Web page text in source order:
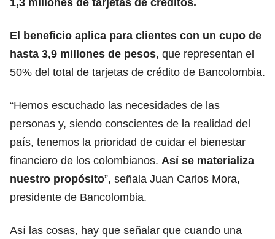
El beneficio aplica para clientes con un cupo de
hasta 3,9 millones de pesos, que representan el
50% del total de tarjetas de crédito de Bancolombia.
“Hemos escuchado las necesidades de las
personas y, siendo conscientes de la realidad del
país, tenemos la prioridad de cuidar el bienestar
financiero de los colombianos. Así se materializa
nuestro propósito”, señala Juan Carlos Mora,
presidente de Bancolombia.
Así las cosas, hay que señalar que cuando una